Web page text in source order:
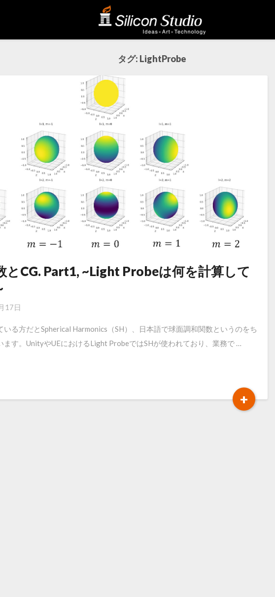
タグ: LightProbe
とCG. Part1, ~Light Probeは何を計算して
17日
いる方だとSpherical Harmonics（SH）、日本語で球面調和関数というのをち
ます。UnityやUEにおけるLight ProbeではSHが使われており、業務で …
+ Read
More